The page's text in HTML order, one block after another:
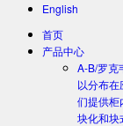
English
首页
产品中心
A-B/罗克
以分布
们提供柜
块化和